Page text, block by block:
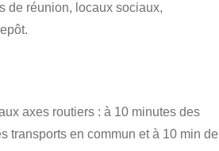
de réunion, locaux sociaux,
axes routiers : à 10 minutes des
transports en commun et à 10 min de